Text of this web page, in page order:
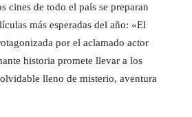
cines de todo el país se preparan
más esperadas del año: «El
por el aclamado actor
historia promete llevar a los
lleno de misterio, aventura